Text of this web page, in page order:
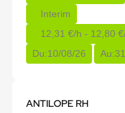
Interim
12,31 €/h - 12,80
Du:10/08/26 Au:
ANTILOPE RH